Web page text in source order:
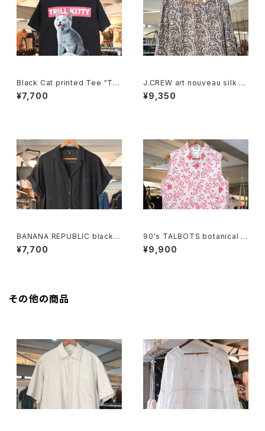
Black Cat printed Tee "TRI
LL KITTY"
¥7,700
J.CREW art nouveau silk p
ullover Blouse
¥9,350
BANANA REPUBLIC black r
ayon open collar Shirt
¥7,700
90's TALBOTS botanical s
croll printed Irish linen sle
eveless Shirt
¥9,900
その他の商品